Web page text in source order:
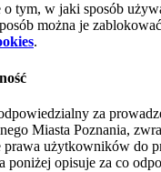
o tym, w jaki sposób
można je
.
za
Miasta Poznania,
prawa użytkowników do
poniżej opisuje za co